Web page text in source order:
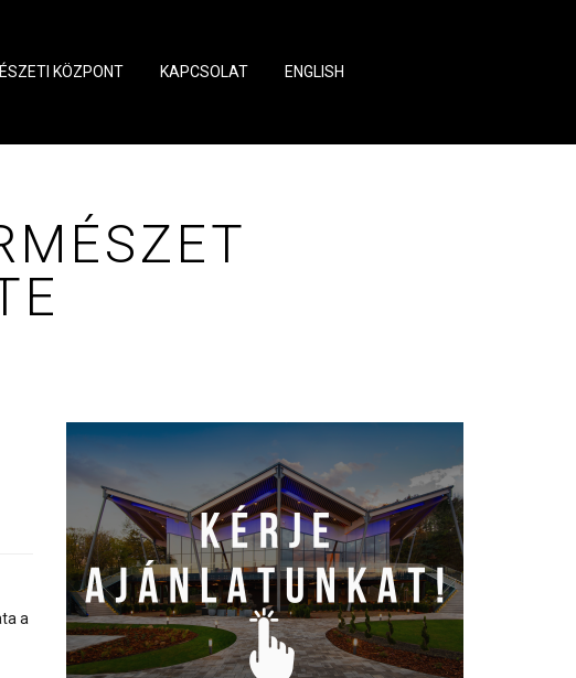
KÖZPONT KAPCSOLAT ENGLISH
a